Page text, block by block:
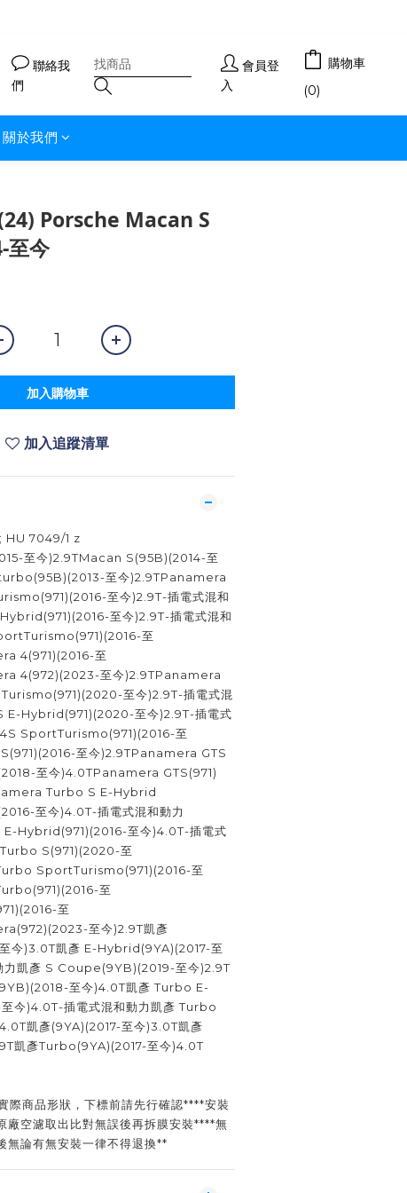
聯絡我
們
會員登
入
購物車
(0)
關於我們
Porsche Macan S
至今
加入購物車
加入追蹤清單
HU 7049/1 z
至今)2.9TMacan S(95B)(2014-至
至今)2.9TPanamera
至今)2.9T-插電式混和
至今)2.9T-插電式混和
至
4(971)(2016-至
4(972)(2023-至今)2.9TPanamera
至今)2.9T-插電式混
E-Hybrid(971)(2020-至今)2.9T-插電式
SportTurismo(971)(2016-至
至今)2.9TPanamera GTS
至今)4.0TPanamera GTS(971)
Turbo S E-Hybrid
至今)4.0T-插電式混和動力
Hybrid(971)(2016-至今)4.0T-插電式
S(971)(2020-至
SportTurismo(971)(2016-至
至
至
至今)2.9T凱彥
今)3.0T凱彥 E-Hybrid(9YA)(2017-至
力凱彥 S Coupe(9YB)(2019-至今)2.9T
至今)4.0T凱彥 Turbo E-
今)4.0T-插電式混和動力凱彥 Turbo
凱彥(9YA)(2017-至今)3.0T凱彥
凱彥Turbo(9YA)(2017-至今)4.0T
際商品形狀，下標前請先行確認****安裝
廠空濾取出比對無誤後再拆膜安裝****無
無論有無安裝一律不得退換**